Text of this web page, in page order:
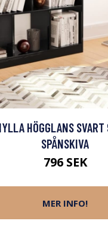
HÖGGLANS
SPÅNSKIVA
796 SEK
MER INFO!